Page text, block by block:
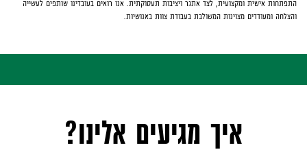
התפתחות אישית ומקצועית, לצד אתגר ויציבות תעסוקתית. אנו רואים בעובדינו שותפים לעשייה
והצלחה ומעודדים מצוינות המשולבת בעבודת צוות באנושיות.
איך מגיעים אלינו?